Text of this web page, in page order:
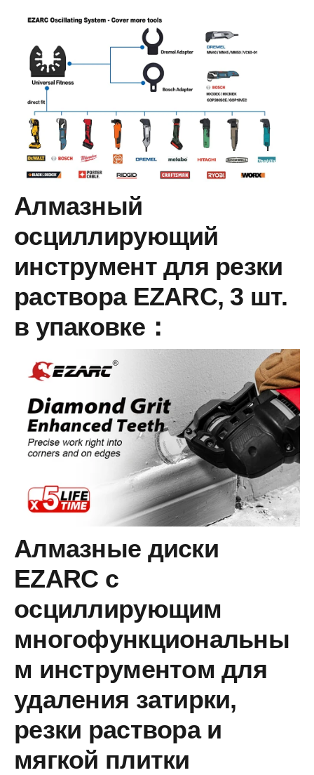
Алмазный
осциллирующий
инструмент для резки
раствора EZARC, 3 шт.
в упаковке：
Алмазные диски
EZARC с
осциллирующим
многофункциональны
м инструментом для
удаления затирки,
резки раствора и
мягкой плитки